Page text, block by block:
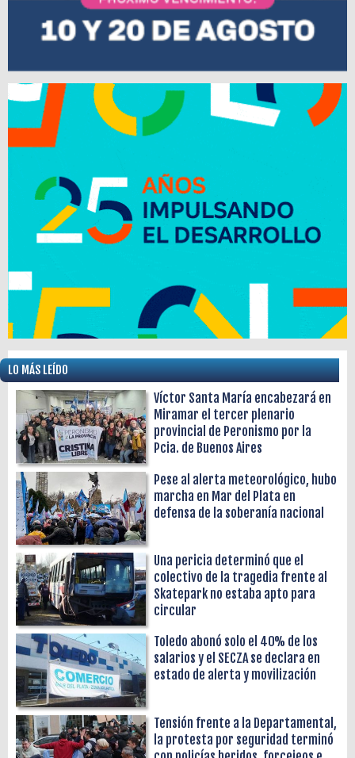
LO MÁS LEÍDO
Víctor Santa María encabezará en
Miramar el tercer plenario
provincial de Peronismo por la
Pcia. de Buenos Aires
Pese al alerta meteorológico, hubo
marcha en Mar del Plata en
defensa de la soberanía nacional
Una pericia determinó que el
colectivo de la tragedia frente al
Skatepark no estaba apto para
circular
Toledo abonó solo el 40% de los
salarios y el SECZA se declara en
estado de alerta y movilización
Tensión frente a la Departamental,
la protesta por seguridad terminó